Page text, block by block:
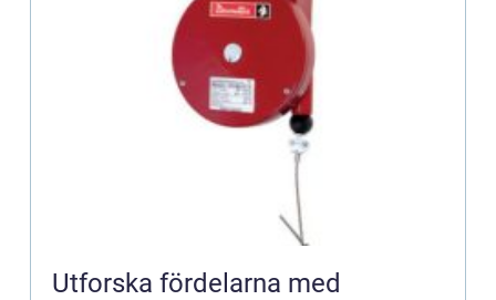
Utforska fördelarna med